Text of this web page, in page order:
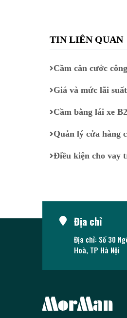
TIN LIÊN QUAN
Cầm căn cước
Giá và mức lãi
Cầm bằng lái xe
Quản lý cửa hàng
Điều kiện cho vay
Địa chỉ
Địa chỉ: Số 30
Hoà, TP Hà Nội